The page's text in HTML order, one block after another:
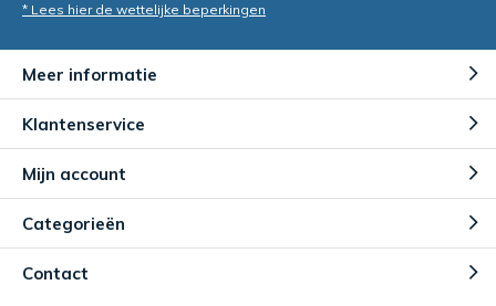
* Lees hier de wettelijke beperkingen
Meer informatie
Klantenservice
Mijn account
Categorieën
Contact